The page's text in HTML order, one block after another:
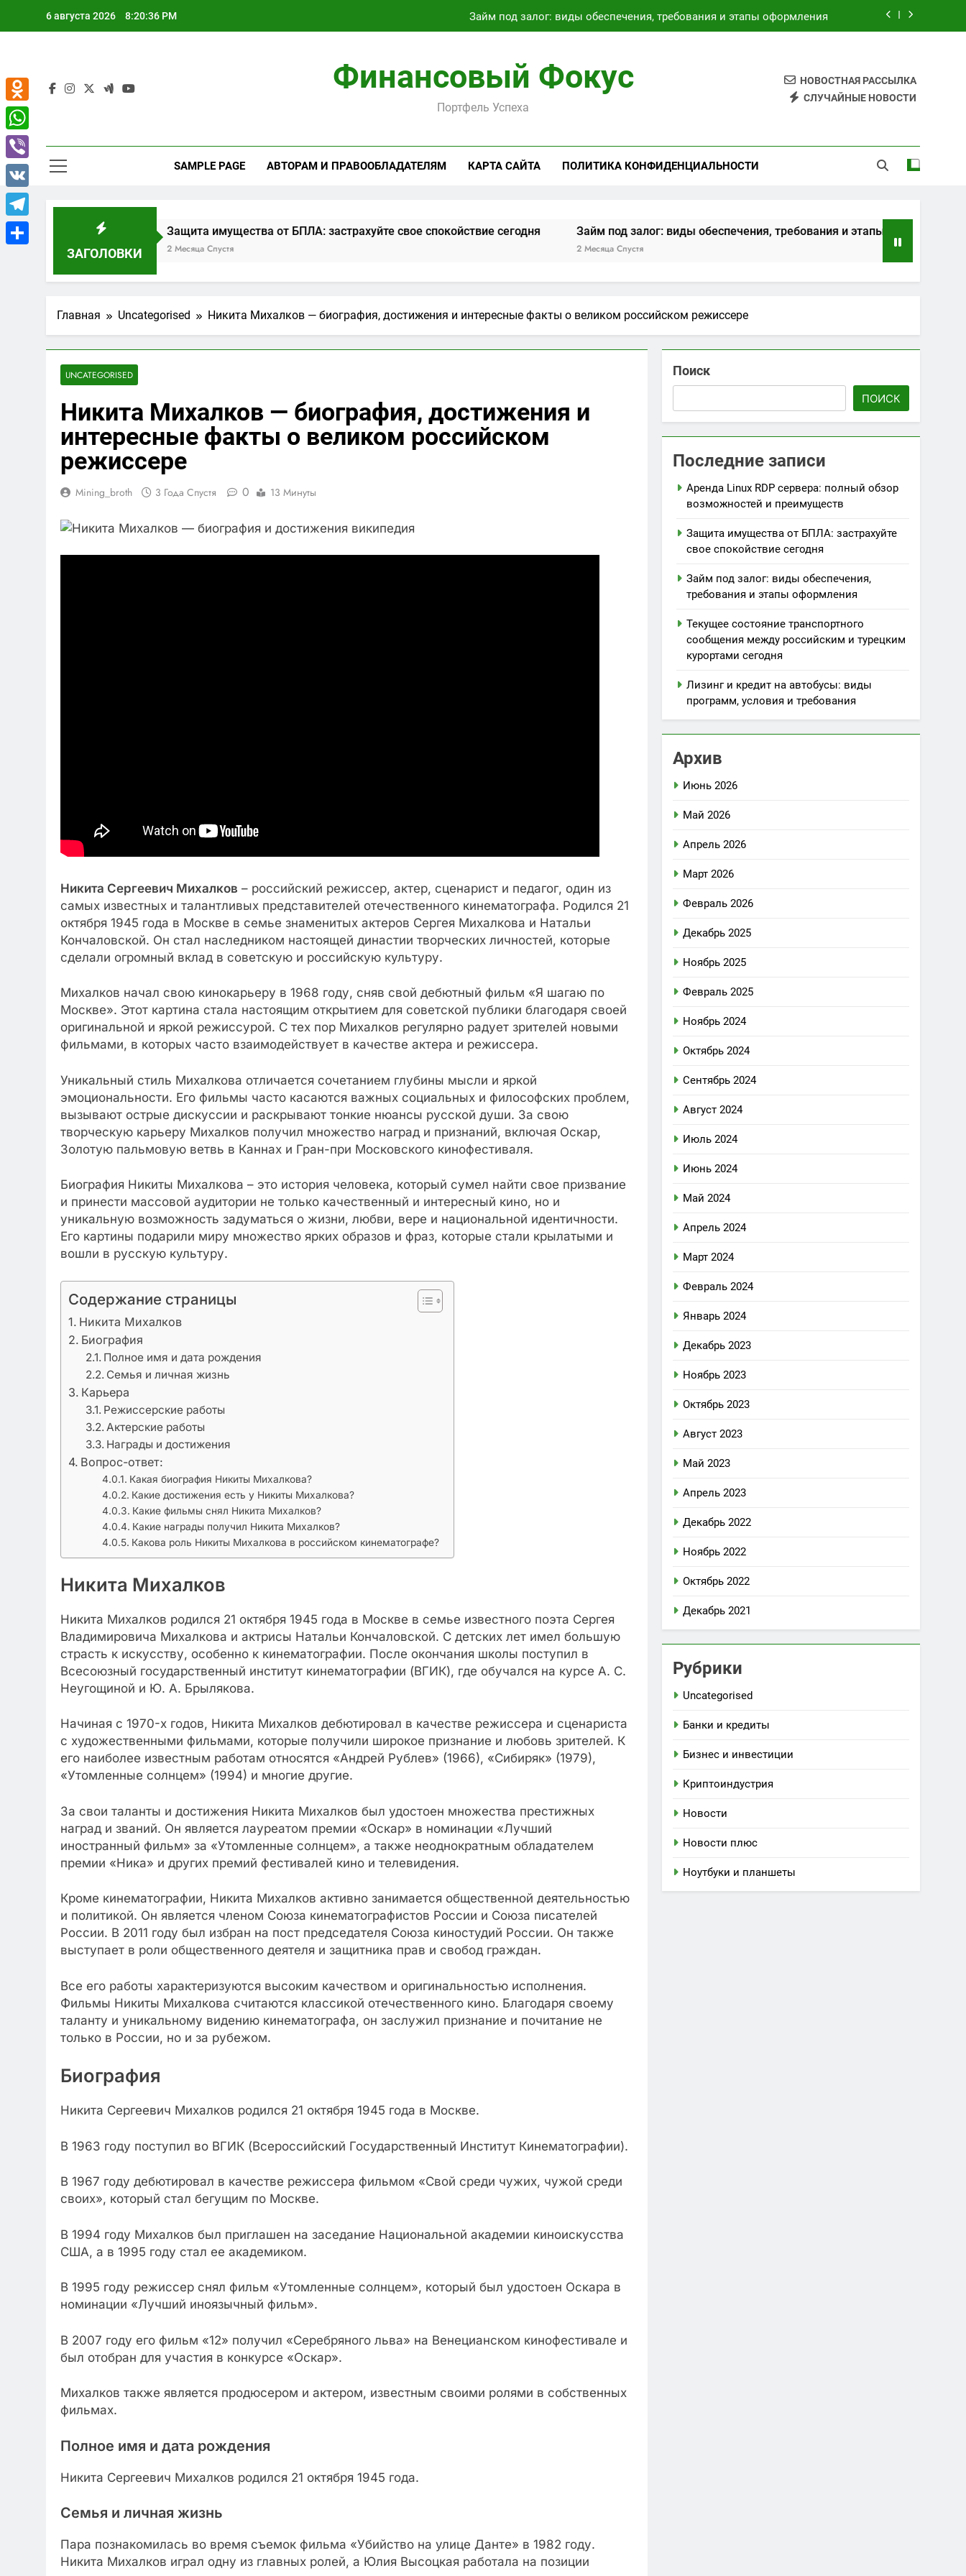
6 августа 2026 8:20:37 PM Займ под залог: виды обеспечения, требования и этапы оформления
Аренда Linux RDP сервера: полный обзор возможностей и преимуществ
Защита имущества от БПЛА: застрахуйте свое спокойствие сегодня
Текущее состояние транспортного сообщения между российским и турецким курортами сегодня
Финансовый Фокус
Портфель Успеха
НОВОСТНАЯ РАССЫЛКА
СЛУЧАЙНЫЕ НОВОСТИ
SAMPLE PAGE АВТОРАМ И ПРАВООБЛАДАТЕЛЯМ КАРТА САЙТА ПОЛИТИКА КОНФИДЕНЦИАЛЬНОСТИ
ЗАГОЛОВКИ
Защита имущества от БПЛА: застрахуйте свое спокойствие сегодня
2 Месяца Спустя
Займ под залог: виды обеспечения, требования и этапы оформления
2 Месяца Спустя
Главная Uncategorised Никита Михалков — биография, достижения и интересные факты о великом российском режиссере
UNCATEGORISED
Никита Михалков — биография, достижения и
интересные факты о великом российском
режиссере
Mining_broth 3 Года Спустя 0 13 Минуты
Никита Сергеевич Михалков – российский режиссер, актер, сценарист и педагог, один из
самых известных и талантливых представителей отечественного кинематографа. Родился 21
октября 1945 года в Москве в семье знаменитых актеров Сергея Михалкова и Натальи
Кончаловской. Он стал наследником настоящей династии творческих личностей, которые
сделали огромный вклад в советскую и российскую культуру.
Михалков начал свою кинокарьеру в 1968 году, сняв свой дебютный фильм «Я шагаю по
Москве». Этот картина стала настоящим открытием для советской публики благодаря своей
оригинальной и яркой режиссурой. С тех пор Михалков регулярно радует зрителей новыми
фильмами, в которых часто взаимодействует в качестве актера и режиссера.
Уникальный стиль Михалкова отличается сочетанием глубины мысли и яркой
эмоциональности. Его фильмы часто касаются важных социальных и философских проблем,
вызывают острые дискуссии и раскрывают тонкие нюансы русской души. За свою
творческую карьеру Михалков получил множество наград и признаний, включая Оскар,
Золотую пальмовую ветвь в Каннах и Гран-при Московского кинофестиваля.
Биография Никиты Михалкова – это история человека, который сумел найти свое призвание
и принести массовой аудитории не только качественный и интересный кино, но и
уникальную возможность задуматься о жизни, любви, вере и национальной идентичности.
Его картины подарили миру множество ярких образов и фраз, которые стали крылатыми и
вошли в русскую культуру.
Содержание страницы
Никита Михалков
Биография
Полное имя и дата рождения
Семья и личная жизнь
Карьера
Режиссерские работы
Актерские работы
Награды и достижения
Вопрос-ответ:
Какая биография Никиты Михалкова?
Какие достижения есть у Никиты Михалкова?
Какие фильмы снял Никита Михалков?
Какие награды получил Никита Михалков?
Какова роль Никиты Михалкова в российском кинематографе?
Никита Михалков
Никита Михалков родился 21 октября 1945 года в Москве в семье известного поэта Сергея
Владимировича Михалкова и актрисы Натальи Кончаловской. С детских лет имел большую
страсть к искусству, особенно к кинематографии. После окончания школы поступил в
Всесоюзный государственный институт кинематографии (ВГИК), где обучался на курсе А. С.
Неугощиной и Ю. А. Брылякова.
Начиная с 1970-х годов, Никита Михалков дебютировал в качестве режиссера и сценариста
с художественными фильмами, которые получили широкое признание и любовь зрителей. К
его наиболее известным работам относятся «Андрей Рублев» (1966), «Сибиряк» (1979),
«Утомленные солнцем» (1994) и многие другие.
За свои таланты и достижения Никита Михалков был удостоен множества престижных
наград и званий. Он является лауреатом премии «Оскар» в номинации «Лучший
иностранный фильм» за «Утомленные солнцем», а также неоднократным обладателем
премии «Ника» и других премий фестивалей кино и телевидения.
Кроме кинематографии, Никита Михалков активно занимается общественной деятельностью
и политикой. Он является членом Союза кинематографистов России и Союза писателей
России. В 2011 году был избран на пост председателя Союза киностудий России. Он также
выступает в роли общественного деятеля и защитника прав и свобод граждан.
Все его работы характеризуются высоким качеством и оригинальностью исполнения.
Фильмы Никиты Михалкова считаются классикой отечественного кино. Благодаря своему
таланту и уникальному видению кинематографа, он заслужил признание и почитание не
только в России, но и за рубежом.
Биография
Никита Сергеевич Михалков родился 21 октября 1945 года в Москве.
В 1963 году поступил во ВГИК (Всероссийский Государственный Институт Кинематографии).
В 1967 году дебютировал в качестве режиссера фильмом «Свой среди чужих, чужой среди
своих», который стал бегущим по Москве.
В 1994 году Михалков был приглашен на заседание Национальной академии киноискусства
США, а в 1995 году стал ее академиком.
В 1995 году режиссер снял фильм «Утомленные солнцем», который был удостоен Оскара в
номинации «Лучший иноязычный фильм».
В 2007 году его фильм «12» получил «Серебряного льва» на Венецианском кинофестивале и
был отобран для участия в конкурсе «Оскар».
Михалков также является продюсером и актером, известным своими ролями в собственных
фильмах.
Полное имя и дата рождения
Никита Сергеевич Михалков родился 21 октября 1945 года.
Семья и личная жизнь
Пара познакомилась во время съемок фильма «Убийство на улице Данте» в 1982 году.
Никита Михалков играл одну из главных ролей, а Юлия Высоцкая работала на позиции
Поиск
ПОИСК
Последние записи
Аренда Linux RDP сервера: полный обзор
возможностей и преимуществ
Защита имущества от БПЛА: застрахуйте
свое спокойствие сегодня
Займ под залог: виды обеспечения,
требования и этапы оформления
Текущее состояние транспортного
сообщения между российским и турецким
курортами сегодня
Лизинг и кредит на автобусы: виды
программ, условия и требования
Архив
Июнь 2026
Май 2026
Апрель 2026
Март 2026
Февраль 2026
Декабрь 2025
Ноябрь 2025
Февраль 2025
Ноябрь 2024
Октябрь 2024
Сентябрь 2024
Август 2024
Июль 2024
Июнь 2024
Май 2024
Апрель 2024
Март 2024
Февраль 2024
Январь 2024
Декабрь 2023
Ноябрь 2023
Октябрь 2023
Август 2023
Май 2023
Апрель 2023
Декабрь 2022
Ноябрь 2022
Октябрь 2022
Декабрь 2021
Рубрики
Uncategorised
Банки и кредиты
Бизнес и инвестиции
Криптоиндустрия
Новости
Новости плюс
Ноутбуки и планшеты
Odnoklassniki
WhatsApp
Viber
VK
Telegram